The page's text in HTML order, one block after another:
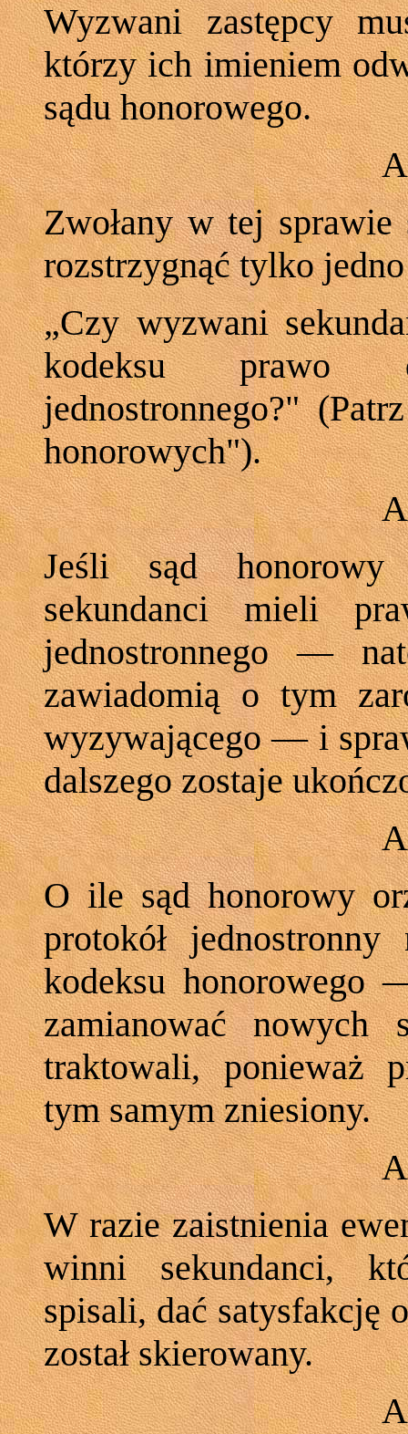
Wyzwani zastępcy
którzy ich imieniem
sądu honorowego.
Zwołany w tej sprawie
rozstrzygnąć tylko
„Czy wyzwani
kodeksu prawo
jednostronnego?"
honorowych").
Jeśli sąd
sekundanci mieli
jednostronnego —
zawiadomią o tym
wyzywającego — i
dalszego zostaje
O ile sąd honorowy
protokół
kodeksu honorowego
zamianować nowych
traktowali, ponieważ
tym samym zniesiony.
W razie zaistnienia
winni sekundanci,
spisali, dać satysfakcję
został skierowany.